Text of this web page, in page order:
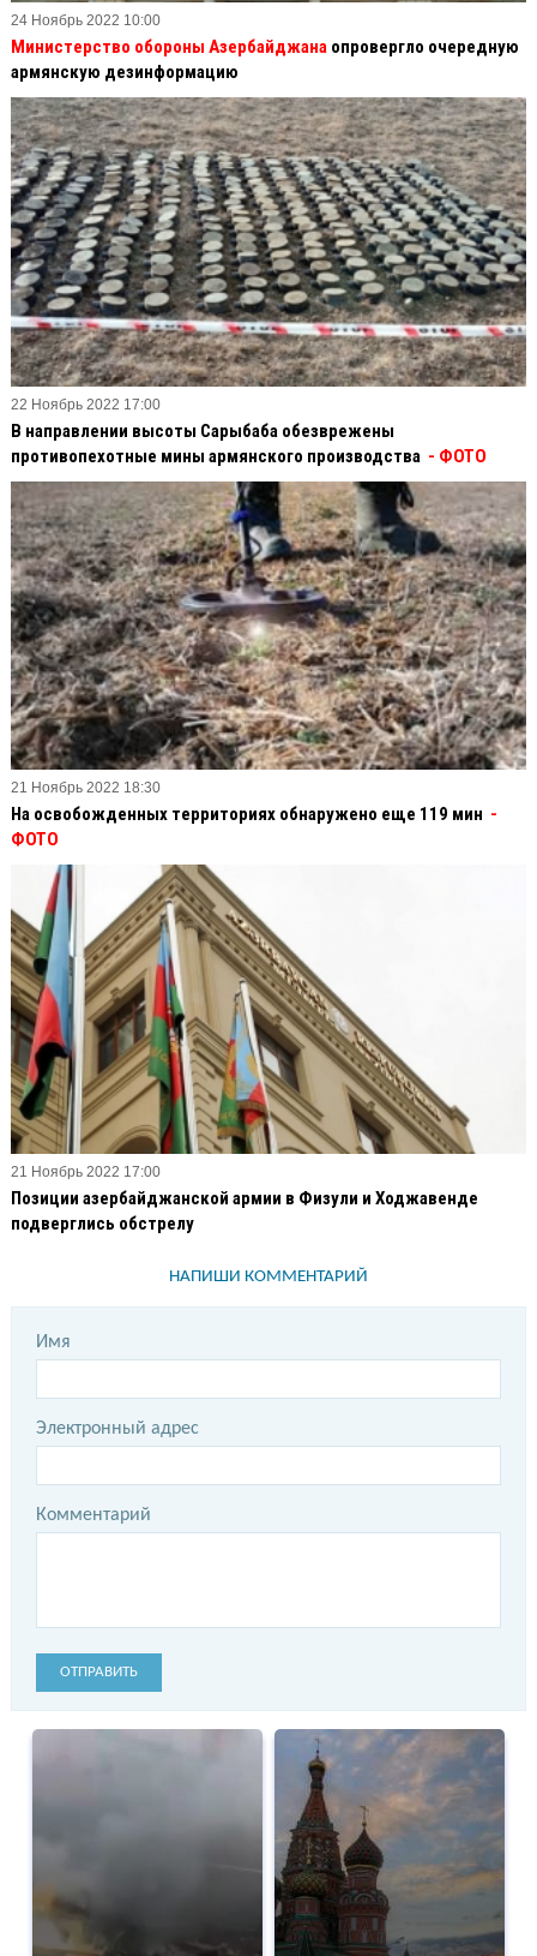
24 Ноябрь 2022 10:00
Министерство обороны Азербайджана опровергло очередную
армянскую дезинформацию
22 Ноябрь 2022 17:00
В направлении высоты Сарыбаба обезврежены
противопехотные мины армянского производства - ФОТО
21 Ноябрь 2022 18:30
На освобожденных территориях обнаружено еще 119 мин -
ФОТО
21 Ноябрь 2022 17:00
Позиции азербайджанской армии в Физули и Ходжавенде
подверглись обстрелу
НАПИШИ КОММЕНТАРИЙ
Имя
Электронный адрес
Комментарий
ОТПРАВИТЬ